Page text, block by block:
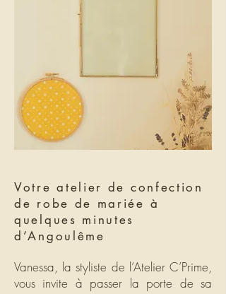
Votre atelier de confection
de robe de mariée à
quelques minutes
d’Angoulême
Vanessa, la styliste de l’Atelier C’Prime,
vous invite à passer la porte de sa